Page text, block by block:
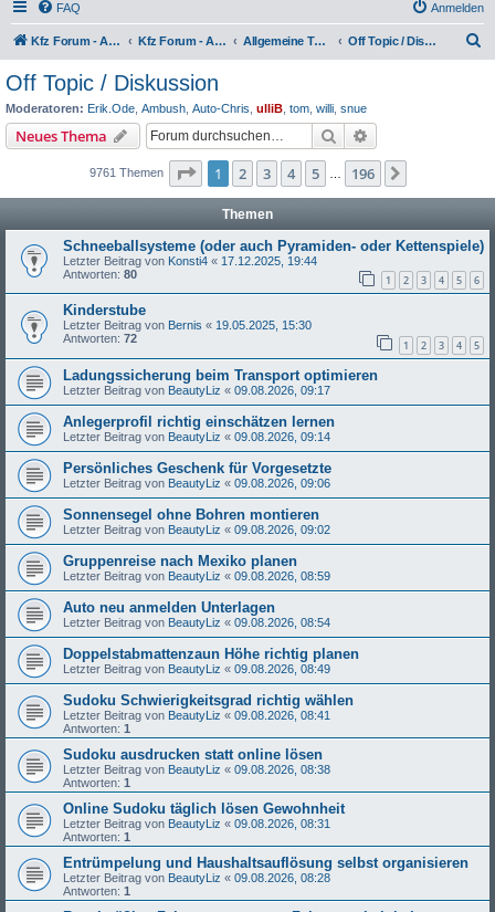
FAQ Anmelden
Kfz Forum - Auto, Motorrad und LKW Kfz Forum - Auto, Motorrad und LKW Allgemeine Themen rund ums Kfz Off Topic / Diskussion
Off Topic / Diskussion
Moderatoren: Erik.Ode Ambush Auto-Chris ulliB tom willi snue
Neues Thema Suche
9761 Themen Seite 1von 196
1 2 3 4 5 196
Themen
Schneeballsysteme (oder auch Pyramiden- oder Kettenspiele)
Letzter Beitrag von Konsti4 « 17.12.2025, 19:44
Antworten: 80 1 2 3 4 5 6
Kinderstube
Letzter Beitrag von Bernis « 19.05.2025, 15:30
Antworten: 72 1 2 3 4 5
Ladungssicherung beim Transport optimieren
Letzter Beitrag von BeautyLiz « 09.08.2026, 09:17
Anlegerprofil richtig einschätzen lernen
Letzter Beitrag von BeautyLiz « 09.08.2026, 09:14
Persönliches Geschenk für Vorgesetzte
Letzter Beitrag von BeautyLiz « 09.08.2026, 09:06
Sonnensegel ohne Bohren montieren
Letzter Beitrag von BeautyLiz « 09.08.2026, 09:02
Gruppenreise nach Mexiko planen
Letzter Beitrag von BeautyLiz « 09.08.2026, 08:59
Auto neu anmelden Unterlagen
Letzter Beitrag von BeautyLiz « 09.08.2026, 08:54
Doppelstabmattenzaun Höhe richtig planen
Letzter Beitrag von BeautyLiz « 09.08.2026, 08:49
Sudoku Schwierigkeitsgrad richtig wählen
Letzter Beitrag von BeautyLiz « 09.08.2026, 08:41
Antworten: 1
Sudoku ausdrucken statt online lösen
Letzter Beitrag von BeautyLiz « 09.08.2026, 08:38
Antworten: 1
Online Sudoku täglich lösen Gewohnheit
Letzter Beitrag von BeautyLiz « 09.08.2026, 08:31
Antworten: 1
Entrümpelung und Haushaltsauflösung selbst organisieren
Letzter Beitrag von BeautyLiz « 09.08.2026, 08:28
Antworten: 1